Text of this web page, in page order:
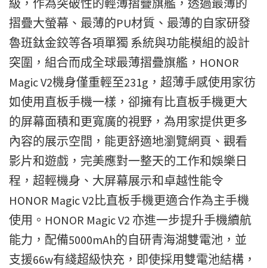
級，作為突破性的輕薄摺疊旗艦，透過最薄的
摺疊大螢幕、最薄的PU材質、最薄的自家研發
魯班鈦金鉸等各項單獨 系統與功能模組的設計
突圍，組合而成全球最薄摺疊旗艦，HONOR
Magic V2機身僅重輕至231g，超薄手感使用家彷
如使用直板手機一樣，卻擁有比直板手機更大
的屏幕面積和更寬廣的視野，為用家提供更多
內容的展示空間，能更舒適地瀏覽網頁、觀看
影片和遊戲，完美應對一整天的工作和娛樂日
程，超輕機身、大屏幕展示和卓越性能令
HONOR Magic V2比直板手機更適合作為主手機
使用。HONOR Magic V2 亦進一步提升手機續航
能力，配備5000mAh的自研青海湖雙電池，並
支援66w有綫超級快充，即使採用雙電池結構，